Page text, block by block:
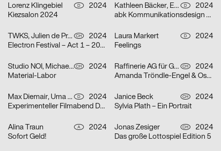
Lorenz Klingebiel D
2024
Kiezsalon 2024
Kathleen Bäcker, Emma Dreiucker, Julius Geyer, Max Reichert D
2024
abk Kommunikationsdesign Workshops
TWKS, Julien de Preux, Mathilde Veuthey CH
2024
Electron Festival – Act 1 – 2024
Laura Markert D
2024
Feelings
Studio NOI, Michael Lio CH
2024
Material-Labor
Raffinerie AG für Gestaltung CH
2024
Amanda Tröndle-Engel & Oskar Tröndle
Max Diemair, Uma Grotrian-Steinweg D
2024
Experimenteller Filmabend Dunst
Janice Beck CH
2024
Sylvia Plath – Ein Portrait
Alina Traun A
2024
Sofort Geld!
Jonas Zesiger CH
2024
Das große Lottospiel Edition 5